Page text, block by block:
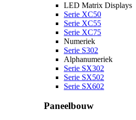
LED Matrix Displays
Serie XC50
Serie XC55
Serie XC75
Numeriek
Serie S302
Alphanumeriek
Serie SX302
Serie SX502
Serie SX602
Paneelbouw